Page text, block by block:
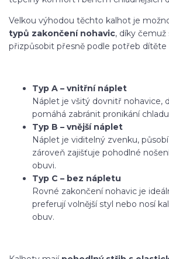
Velkou výhodou těchto kalhot je
typů zakončení nohavic, díky
přizpůsobit přesně podle potřeb dítěte
Typ A – vnitřní náplet
Náplet je všitý dovnitř nohavice,
pomáhá zabránit pronikání
Typ B – vnější náplet
Náplet je viditelný zvenku,
zároveň zajišťuje pohodlné
obuvi.
Typ C – bez nápletu
Rovné zakončení nohavic je
preferují volnější styl nebo nosí
obuv.